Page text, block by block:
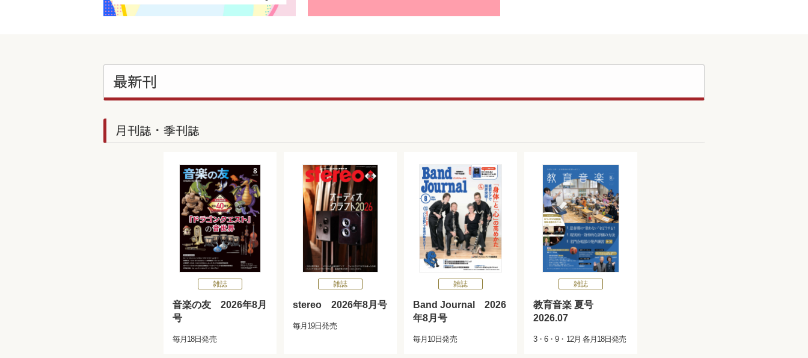
最新刊
月刊誌・季刊誌
雑誌
音楽の友 2026年8月
号
毎月18日発売
雑誌
stereo 2026年8月号
毎月19日発売
雑誌
Band Journal 2026
年8月号
毎月10日発売
雑誌
教育音楽 夏号
2026.07
3・6・9・12月 各月18日発売